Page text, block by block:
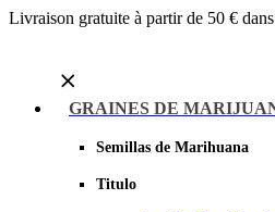
Livraison gratuite à partir de 50 €
GRAINES DE
Semillas de Marihuana
Titulo